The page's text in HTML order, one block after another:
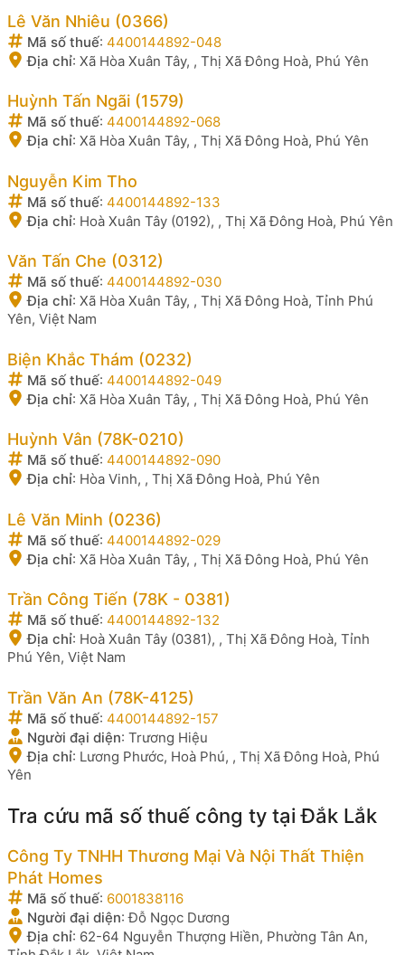
Lê Văn Nhiêu (0366)
Mã số thuế: 4400144892-048
Địa chỉ: Xã Hòa Xuân Tây, , Thị Xã Đông Hoà, Phú Yên
Huỳnh Tấn Ngãi (1579)
Mã số thuế: 4400144892-068
Địa chỉ: Xã Hòa Xuân Tây, , Thị Xã Đông Hoà, Phú Yên
Nguyễn Kim Tho
Mã số thuế: 4400144892-133
Địa chỉ: Hoà Xuân Tây (0192), , Thị Xã Đông Hoà, Phú Yên
Văn Tấn Che (0312)
Mã số thuế: 4400144892-030
Địa chỉ: Xã Hòa Xuân Tây, , Thị Xã Đông Hoà, Tỉnh Phú
Yên, Việt Nam
Biện Khắc Thám (0232)
Mã số thuế: 4400144892-049
Địa chỉ: Xã Hòa Xuân Tây, , Thị Xã Đông Hoà, Phú Yên
Huỳnh Vân (78K-0210)
Mã số thuế: 4400144892-090
Địa chỉ: Hòa Vinh, , Thị Xã Đông Hoà, Phú Yên
Lê Văn Minh (0236)
Mã số thuế: 4400144892-029
Địa chỉ: Xã Hòa Xuân Tây, , Thị Xã Đông Hoà, Phú Yên
Trần Công Tiến (78K - 0381)
Mã số thuế: 4400144892-132
Địa chỉ: Hoà Xuân Tây (0381), , Thị Xã Đông Hoà, Tỉnh
Phú Yên, Việt Nam
Trần Văn An (78K-4125)
Mã số thuế: 4400144892-157
Người đại diện: Trương Hiệu
Địa chỉ: Lương Phước, Hoà Phú, , Thị Xã Đông Hoà, Phú
Yên
Tra cứu mã số thuế công ty tại Đắk Lắk
Công Ty TNHH Thương Mại Và Nội Thất Thiện
Phát Homes
Mã số thuế: 6001838116
Người đại diện:Đỗ Ngọc Dương
Địa chỉ: 62-64 Nguyễn Thượng Hiền, Phường Tân An,